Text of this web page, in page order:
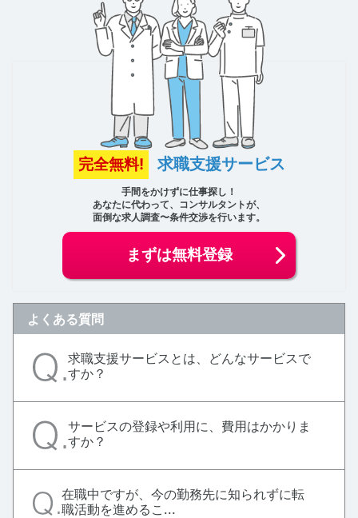
完全無料! 求職支援サービス
手間をかけずに仕事探し！
あなたに代わって、コンサルタントが、
面倒な求人調査〜条件交渉を行います。
まずは無料登録
よくある質問
求職支援サービスとは、どんなサービスで
すか？
サービスの登録や利用に、費用はかかりま
すか？
在職中ですが、今の勤務先に知られずに転
職活動を進めるこ...